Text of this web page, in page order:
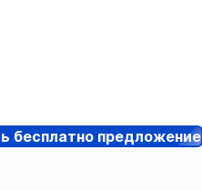
бесплатно предложение